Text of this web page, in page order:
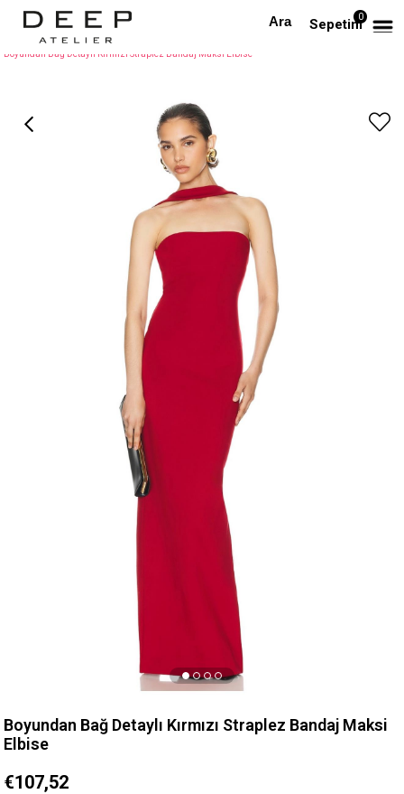
Sepetim0
Anasayfa TÜM ELBİSELER
Boyundan Bağ Detaylı Kırmızı Straplez Bandaj Maksi Elbise
Boyundan Bağ Detaylı Kırmızı Straplez Bandaj Maksi
Elbise
€107,52